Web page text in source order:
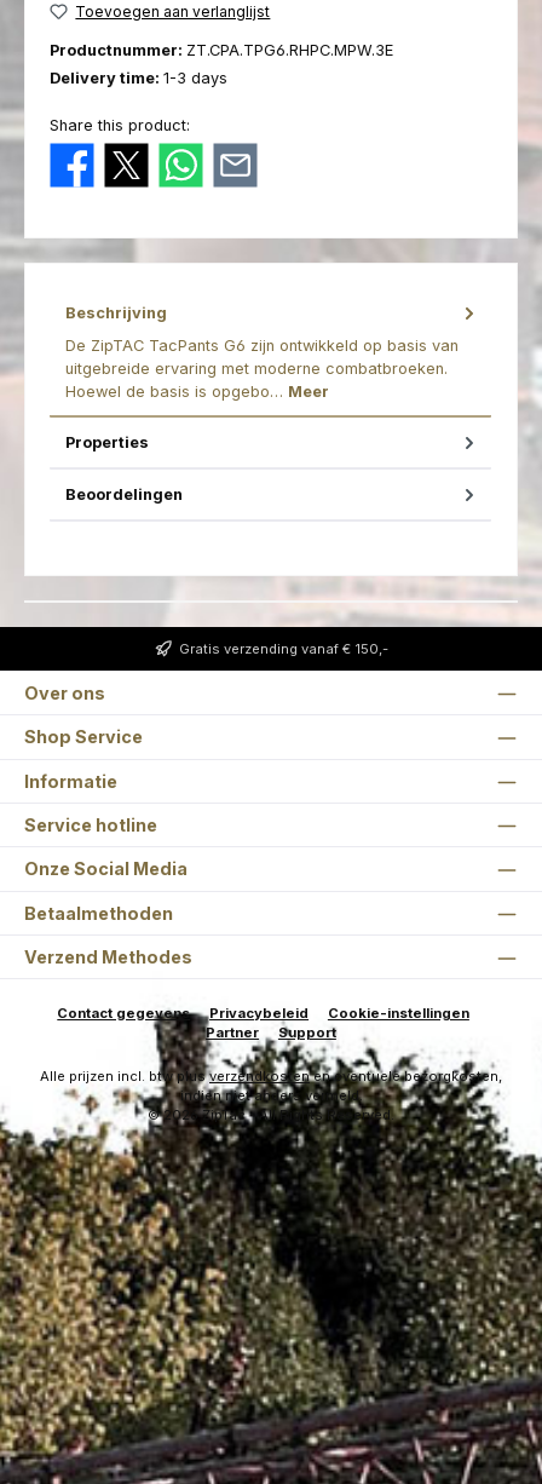
Toevoegen aan verlanglijst
Productnummer: ZT.CPA.TPG6.RHPC.MPW.3E
Delivery time: 1-3 days
Share this product:
Beschrijving
De ZipTAC TacPants G6 zijn ontwikkeld op basis van
uitgebreide ervaring met moderne combatbroeken.
Hoewel de basis is opgebo… Meer
Properties
Beoordelingen
Gratis verzending vanaf € 150,-
Over ons
Shop Service
Informatie
Service hotline
Onze Social Media
Betaalmethoden
Verzend Methodes
Contact gegevens Privacybeleid
Cookie-instellingen
Partner
Support
Alle prijzen incl. btw plusverzendkostenen eventuele bezorgkosten,
indien niet anders vermeld.
© 2026 ZipTac - All Rights Reserved.